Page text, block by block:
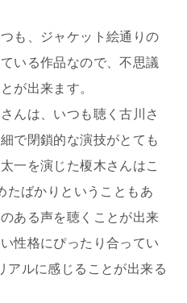
も、ジャケット絵通りの
いる作品なので、不思議
が出来ます。
んは、いつも聴く古川さ
で閉鎖的な演技がとても
一を演じた榎木さんはこ
たばかりということもあ
ある声を聴くことが出来
性格にぴったり合ってい
アルに感じることが出来る